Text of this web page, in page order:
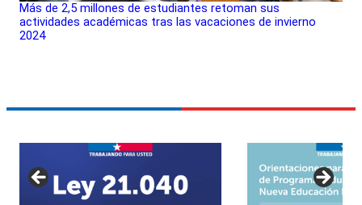
Más de 2,5 millones de estudiantes retoman sus
actividades académicas tras las vacaciones de invierno
2024